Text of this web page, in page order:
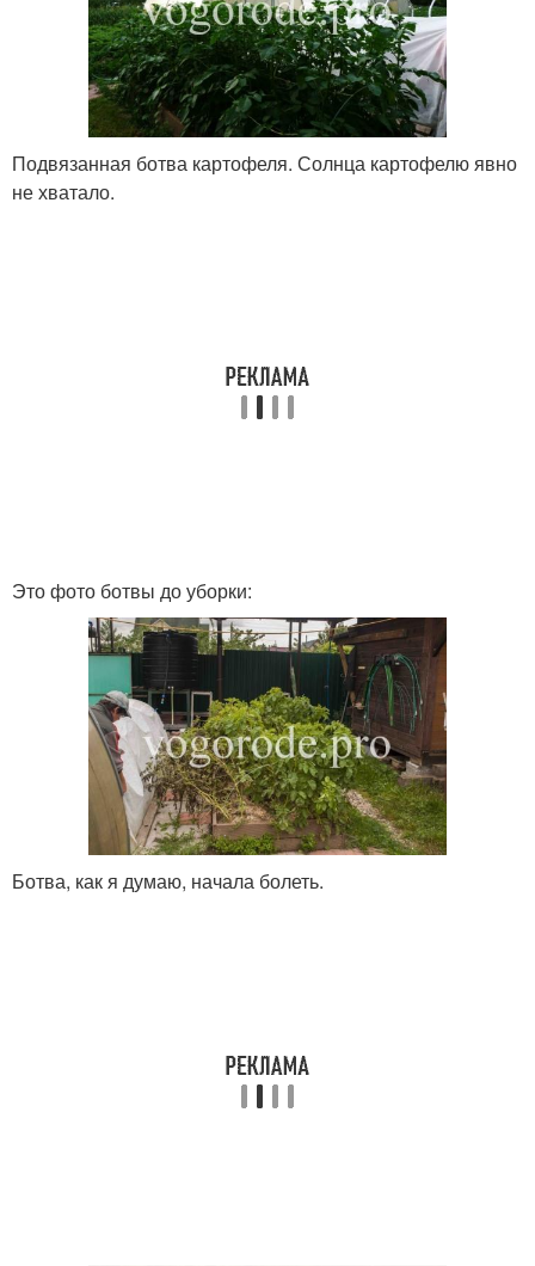
Подвязанная ботва картофеля. Солнца картофелю явно
не хватало.
Это фото ботвы до уборки:
Ботва, как я думаю, начала болеть.